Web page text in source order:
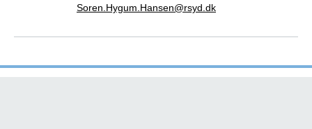
Soren.Hygum.Hansen@rsyd.dk